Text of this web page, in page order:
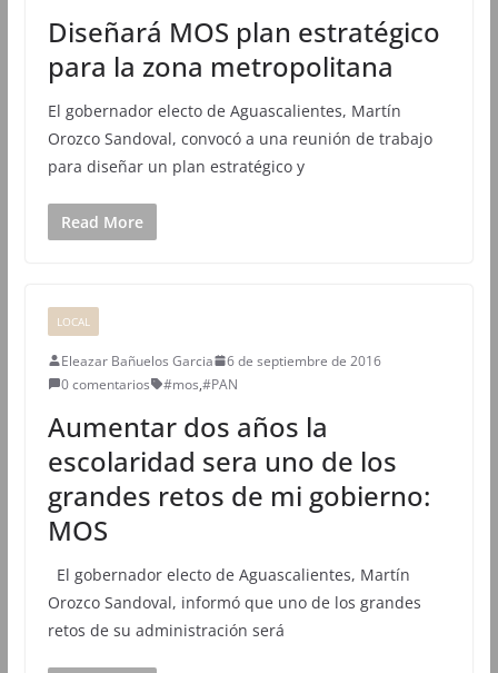
Diseñará MOS plan estratégico
para la zona metropolitana
El gobernador electo de Aguascalientes, Martín
Orozco Sandoval, convocó a una reunión de trabajo
para diseñar un plan estratégico y
Read More
LOCAL
Eleazar Bañuelos Garcia
6 de septiembre de 2016
0 comentarios
#mos,#PAN
Aumentar dos años la
escolaridad sera uno de los
grandes retos de mi gobierno:
MOS
El gobernador electo de Aguascalientes, Martín
Orozco Sandoval, informó que uno de los grandes
retos de su administración será